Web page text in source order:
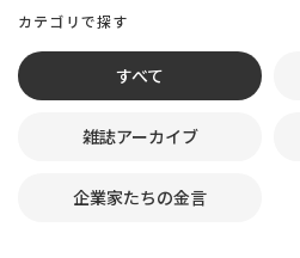
カテゴリで探す
すべて
雑誌アーカイブ
企業家たちの金言